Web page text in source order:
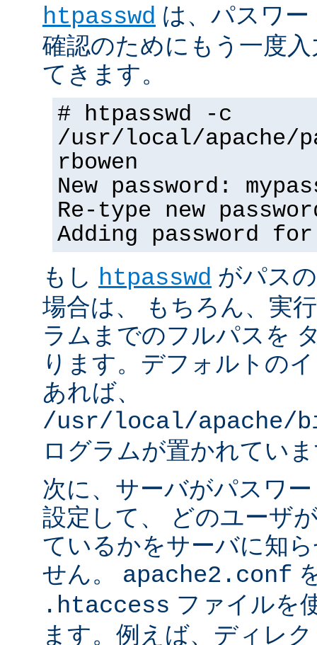
htpasswd は、パスワ
確認のためにもう一度
てきます。
# htpasswd -c
/usr/local/apache/
rbowen
New password:
Re-type new
Adding password
もし htpasswd がパス
場合は、 もちろん、実
ラムまでのフルパスを
ります。デフォルトの
あれば、
/usr/local/apache/
ログラムが置かれてい
次に、サーバがパスワ
設定して、 どのユーザ
ているかをサーバに知
せん。 apache2.conf
.htaccess ファイルを
ます。例えば、ディレ